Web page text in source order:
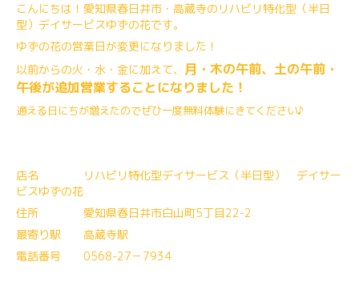
こんにちは！愛知県春日井市・高蔵寺のリハビリ特化型（半日
型）デイサービスゆずの花です。
ゆずの花の営業日が変更になりました！
以前からの火・水・金に加えて、 月・木の午前、土の午前・
午後が追加営業することになりました！
通える日にちが増えたのでぜひ一度無料体験にきてください♪
店名 リハビリ特化型デイサービス（半日型） デイサー
ビスゆずの花
住所 愛知県春日井市白山町5丁目22-2
最寄り駅 高蔵寺駅
電話番号 0568-27－7934